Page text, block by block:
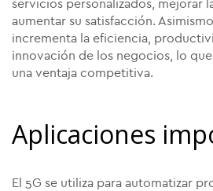
servicios personalizados, mejorar
aumentar su satisfacción.
incrementa la eficiencia,
innovación de los negocios, lo
una ventaja competitiva.
Aplicaciones
El 5G se utiliza para automatizar